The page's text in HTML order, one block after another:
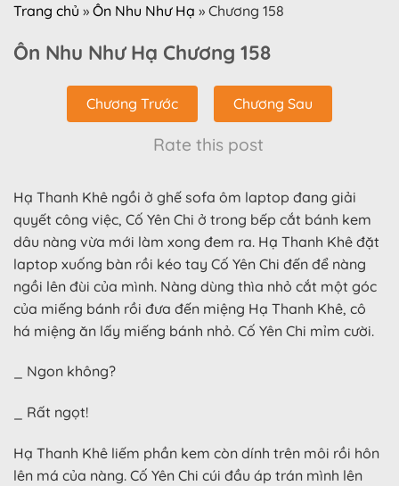
Trang chủ » Ôn Nhu Như Hạ » Chương 158
Ôn Nhu Như Hạ Chương 158
Chương Trước Chương Sau
Rate this post
Hạ Thanh Khê ngồi ở ghế sofa ôm laptop đang giải
quyết công việc, Cố Yên Chi ở trong bếp cắt bánh kem
dâu nàng vừa mới làm xong đem ra. Hạ Thanh Khê đặt
laptop xuống bàn rồi kéo tay Cố Yên Chi đến để nàng
ngồi lên đùi của mình. Nàng dùng thìa nhỏ cắt một góc
của miếng bánh rồi đưa đến miệng Hạ Thanh Khê, cô
há miệng ăn lấy miếng bánh nhỏ. Cố Yên Chi mỉm cười.
_ Ngon không?
_ Rất ngọt!
Hạ Thanh Khê liếm phần kem còn dính trên môi rồi hôn
lên má của nàng. Cố Yên Chi cúi đầu áp trán mình lên